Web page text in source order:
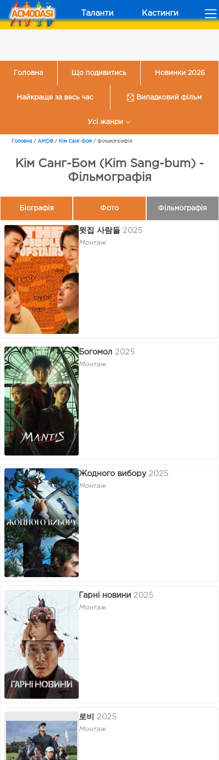
Таланти Кастинги
Головна Що подивитись Новинки 2026
Найкраще за весь час Випадковий фільм
Усі жанри
Головна / AMDB / Кім Санг-Бом / Фільмографія
Кім Санг-Бом (Kim Sang-bum) -
Фільмографія
Біографія Фото Фільмографія
윗집 사람들 2025
Монтаж
Богомол 2025
Монтаж
Жодного вибору 2025
Монтаж
Гарні новини 2025
Монтаж
로비 2025
Монтаж